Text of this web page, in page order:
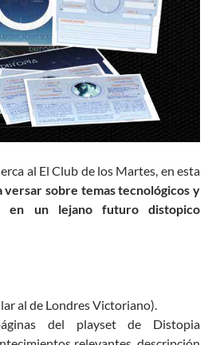
al El Club de los Martes, en esta
versar sobre temas tecnológicos y
en un lejano futuro distopico
al de Londres Victoriano).
del playset de Distopia